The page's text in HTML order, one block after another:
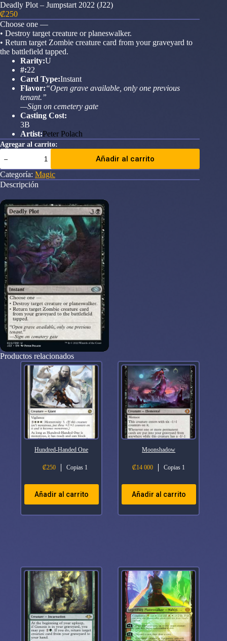
Deadly Plot – Jumpstart 2022 (J22)
₡250
Choose one —
• Destroy target creature or planeswalker.
• Return target Zombie creature card from your graveyard to
the battlefield tapped.
Rarity:U
#:22
Card Type:Instant
Flavor:“Open grave available, only one previous
tenant.”
—Sign on cemetery gate
Casting Cost:
3B
Artist:Peter Polach
Agregar al carrito:
Deadly
Plot
-
Jumpstart
2022
cantidad
Añadir al carrito
Categoría: Magic
Descripción
Productos relacionados
Hundred-Handed One
₡250 Copias 1
Añadir al carrito
Moonshadow
₡14 000 Copias 1
Añadir al carrito